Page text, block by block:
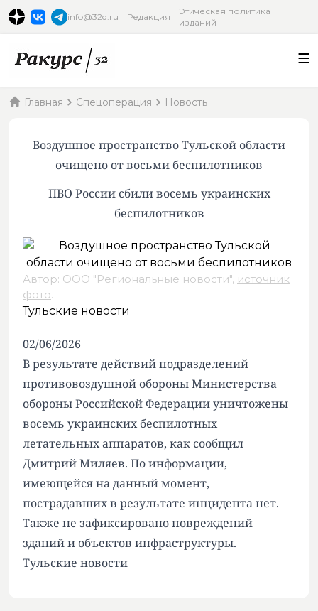
info@32q.ru Редакция
Этическая политика
изданий
Главная Спецоперация Новость
Воздушное пространство Тульской области
очищено от восьми беспилотников
ПВО России сбили восемь украинских
беспилотников
Автор: ООО "Региональные новости", источник
фото.
Тульские новости
02/06/2026
В результате действий подразделений
противовоздушной обороны Министерства
обороны Российской Федерации уничтожены
восемь украинских беспилотных
летательных аппаратов, как сообщил
Дмитрий Миляев. По информации,
имеющейся на данный момент,
пострадавших в результате инцидента нет.
Также не зафиксировано повреждений
зданий и объектов инфраструктуры.
Тульские новости